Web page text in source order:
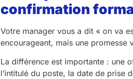
confirmation
Votre manager vous a dit « on va
encourageant, mais une promesse
La différence est importante : une
l’intitulé du poste, la date de prise